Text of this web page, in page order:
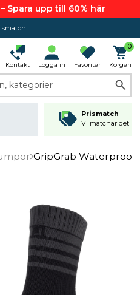
Spara upp till 60% här
öppet köp
Kontakt Logga in Favoriter
0
Korgen
kategorier
Prismatch
Vi matchar det
GripGrab Waterproof